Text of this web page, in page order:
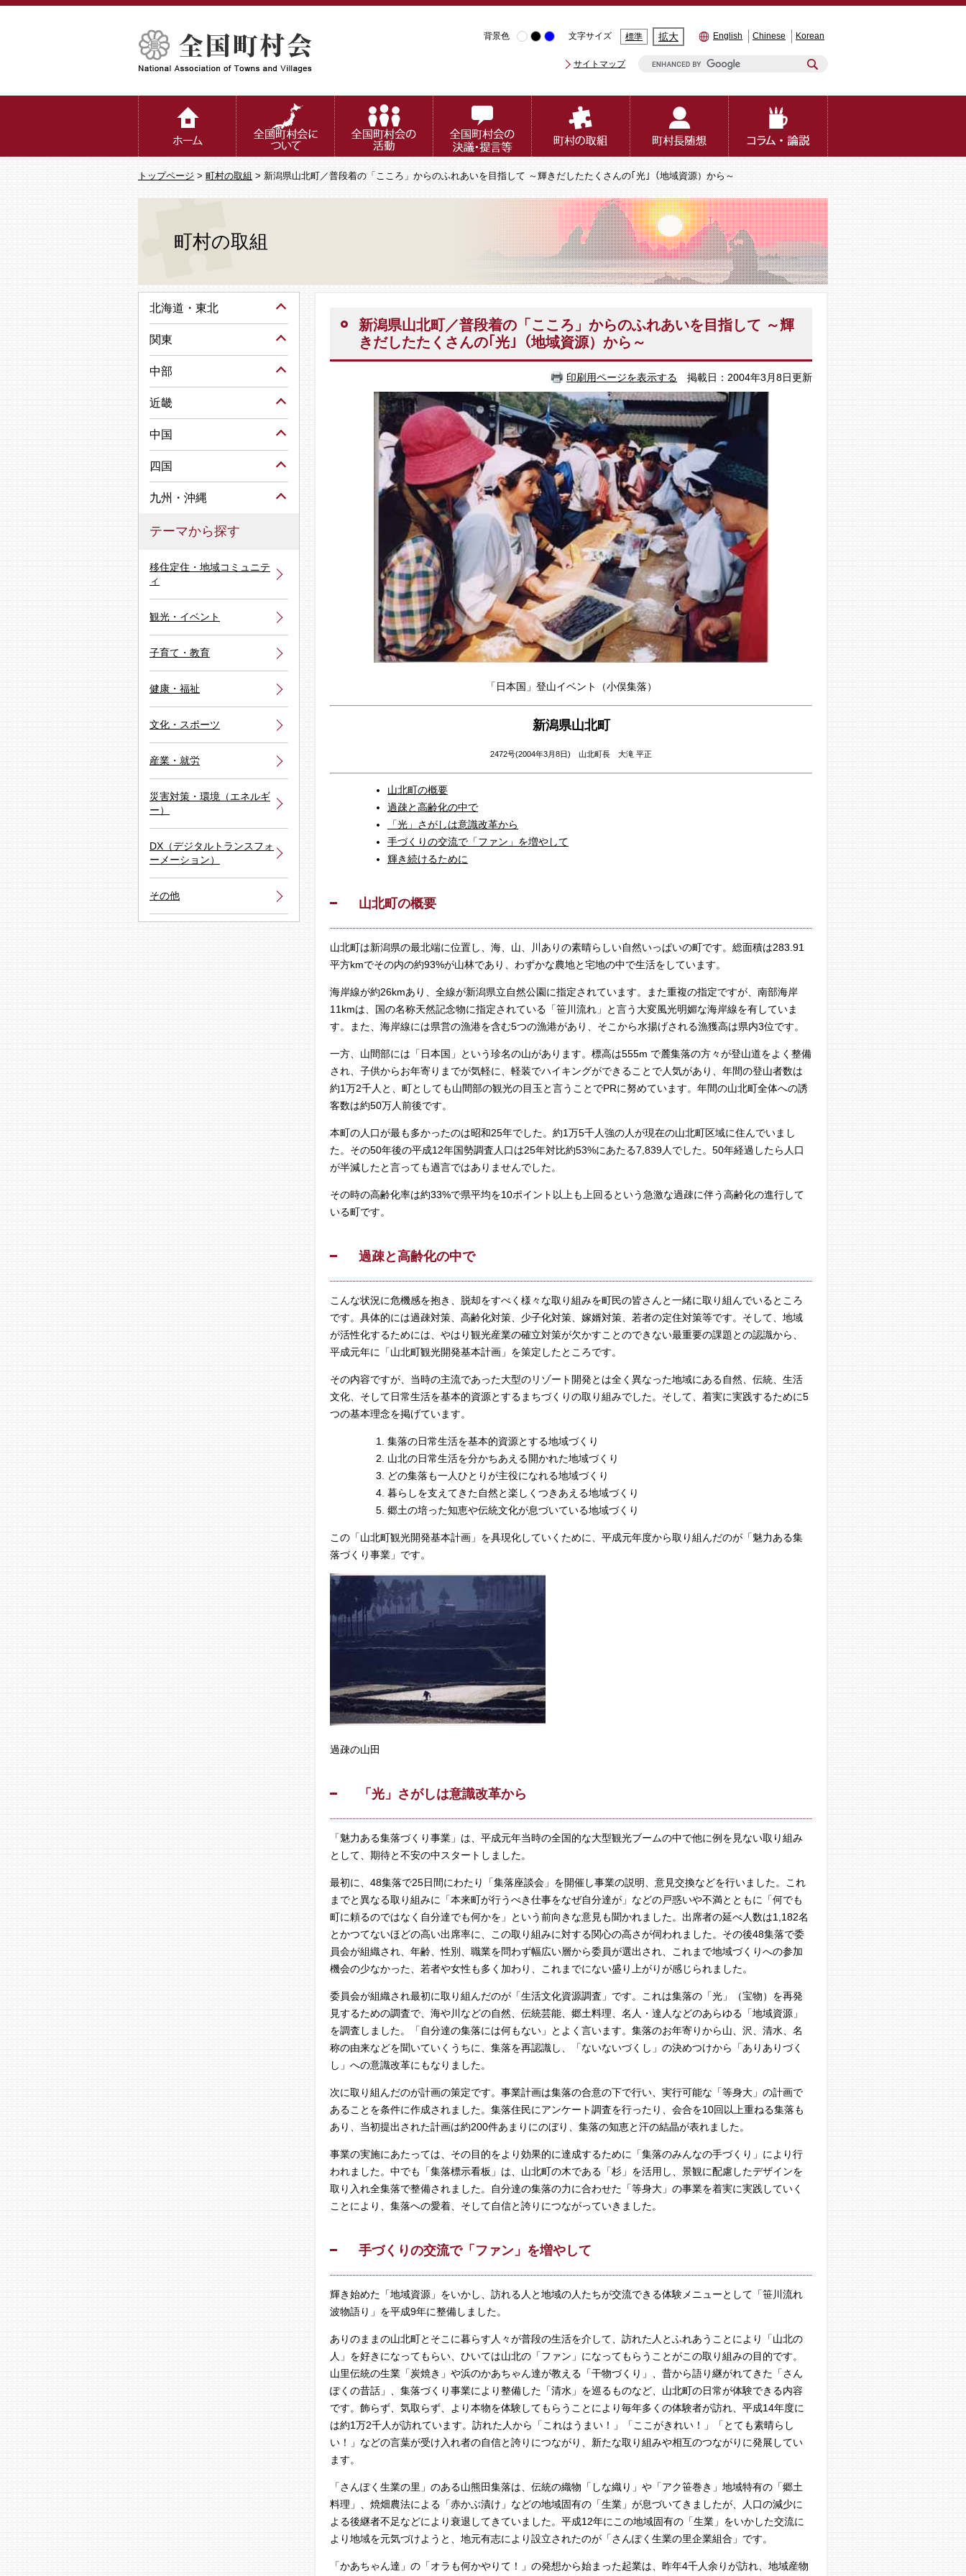
背景色 文字サイズ 標準 拡大 English Chinese Korean
サイトマップ
トップページ > 町村の取組 > 新潟県山北町／普段着の「こころ」からのふれあいを目指して ～輝きだしたたくさんの｢光｣（地域資源）から～
町村の取組
新潟県山北町／普段着の「こころ」からのふれあいを目指して ～輝
きだしたたくさんの｢光｣（地域資源）から～
印刷用ページを表示する 掲載日：2004年3月8日更新
「日本国」登山イベント（小俣集落）
新潟県山北町
2472号(2004年3月8日) 山北町長 大滝 平正
山北町の概要
過疎と高齢化の中で
「光」さがしは意識改革から
手づくりの交流で「ファン」を増やして
輝き続けるために
山北町の概要
山北町は新潟県の最北端に位置し、海、山、川ありの素晴らしい自然いっぱいの町です。総面積は283.91
平方kmでその内の約93%が山林であり、わずかな農地と宅地の中で生活をしています。
海岸線が約26kmあり、全線が新潟県立自然公園に指定されています。また重複の指定ですが、南部海岸
11kmは、国の名称天然記念物に指定されている「笹川流れ」と言う大変風光明媚な海岸線を有していま
す。また、海岸線には県営の漁港を含む5つの漁港があり、そこから水揚げされる漁獲高は県内3位です。
一方、山間部には「日本国」という珍名の山があります。標高は555m で麓集落の方々が登山道をよく整備
され、子供からお年寄りまでが気軽に、軽装でハイキングができることで人気があり、年間の登山者数は
約1万2千人と、町としても山間部の観光の目玉と言うことでPRに努めています。年間の山北町全体への誘
客数は約50万人前後です。
本町の人口が最も多かったのは昭和25年でした。約1万5千人強の人が現在の山北町区域に住んでいまし
た。その50年後の平成12年国勢調査人口は25年対比約53%にあたる7,839人でした。50年経過したら人口
が半減したと言っても過言ではありませんでした。
その時の高齢化率は約33%で県平均を10ポイント以上も上回るという急激な過疎に伴う高齢化の進行して
いる町です。
過疎と高齢化の中で
こんな状況に危機感を抱き、脱却をすべく様々な取り組みを町民の皆さんと一緒に取り組んでいるところ
です。具体的には過疎対策、高齢化対策、少子化対策、嫁婿対策、若者の定住対策等です。そして、地域
が活性化するためには、やはり観光産業の確立対策が欠かすことのできない最重要の課題との認識から、
平成元年に「山北町観光開発基本計画」を策定したところです。
その内容ですが、当時の主流であった大型のリゾート開発とは全く異なった地域にある自然、伝統、生活
文化、そして日常生活を基本的資源とするまちづくりの取り組みでした。そして、着実に実践するために5
つの基本理念を掲げています。
集落の日常生活を基本的資源とする地域づくり
山北の日常生活を分かちあえる開かれた地域づくり
どの集落も一人ひとりが主役になれる地域づくり
暮らしを支えてきた自然と楽しくつきあえる地域づくり
郷土の培った知恵や伝統文化が息づいている地域づくり
この「山北町観光開発基本計画」を具現化していくために、平成元年度から取り組んだのが「魅力ある集
落づくり事業」です。
過疎の山田
「光」さがしは意識改革から
「魅力ある集落づくり事業」は、平成元年当時の全国的な大型観光ブームの中で他に例を見ない取り組み
として、期待と不安の中スタートしました。
最初に、48集落で25日間にわたり「集落座談会」を開催し事業の説明、意見交換などを行いました。これ
までと異なる取り組みに「本来町が行うべき仕事をなぜ自分達が」などの戸惑いや不満とともに「何でも
町に頼るのではなく自分達でも何かを」という前向きな意見も聞かれました。出席者の延べ人数は1,182名
とかつてないほどの高い出席率に、この取り組みに対する関心の高さが伺われました。その後48集落で委
員会が組織され、年齢、性別、職業を問わず幅広い層から委員が選出され、これまで地域づくりへの参加
機会の少なかった、若者や女性も多く加わり、これまでにない盛り上がりが感じられました。
委員会が組織され最初に取り組んだのが「生活文化資源調査」です。これは集落の「光」（宝物）を再発
見するための調査で、海や川などの自然、伝統芸能、郷土料理、名人・達人などのあらゆる「地域資源」
を調査しました。「自分達の集落には何もない」とよく言います。集落のお年寄りから山、沢、清水、名
称の由来などを聞いていくうちに、集落を再認識し、「ないないづくし」の決めつけから「ありありづく
し」への意識改革にもなりました。
次に取り組んだのが計画の策定です。事業計画は集落の合意の下で行い、実行可能な「等身大」の計画で
あることを条件に作成されました。集落住民にアンケート調査を行ったり、会合を10回以上重ねる集落も
あり、当初提出された計画は約200件あまりにのぼり、集落の知恵と汗の結晶が表れました。
事業の実施にあたっては、その目的をより効果的に達成するために「集落のみんなの手づくり」により行
われました。中でも「集落標示看板」は、山北町の木である「杉」を活用し、景観に配慮したデザインを
取り入れ全集落で整備されました。自分達の集落の力に合わせた「等身大」の事業を着実に実践していく
ことにより、集落への愛着、そして自信と誇りにつながっていきました。
手づくりの交流で「ファン」を増やして
輝き始めた「地域資源」をいかし、訪れる人と地域の人たちが交流できる体験メニューとして「笹川流れ
波物語り」を平成9年に整備しました。
ありのままの山北町とそこに暮らす人々が普段の生活を介して、訪れた人とふれあうことにより「山北の
人」を好きになってもらい、ひいては山北の「ファン」になってもらうことがこの取り組みの目的です。
山里伝統の生業「炭焼き」や浜のかあちゃん達が教える「干物づくり」、昔から語り継がれてきた「さん
ぽくの昔話」、集落づくり事業により整備した「清水」を巡るものなど、山北町の日常が体験できる内容
です。飾らず、気取らず、より本物を体験してもらうことにより毎年多くの体験者が訪れ、平成14年度に
は約1万2千人が訪れています。訪れた人から「これはうまい！」「ここがきれい！」「とても素晴らし
い！」などの言葉が受け入れ者の自信と誇りにつながり、新たな取り組みや相互のつながりに発展してい
ます。
「さんぽく生業の里」のある山熊田集落は、伝統の織物「しな織り」や「アク笹巻き」地域特有の「郷土
料理」、焼畑農法による「赤かぶ漬け」などの地域固有の「生業」が息づいてきましたが、人口の減少に
よる後継者不足などにより衰退してきていました。平成12年にこの地域固有の「生業」をいかした交流に
より地域を元気づけようと、地元有志により設立されたのが「さんぽく生業の里企業組合」です。
「かあちゃん達」の「オラも何かやりて！」の発想から始まった起業は、昨年4千人余りが訪れ、地域産物
北海道・東北
関東
中部
近畿
中国
四国
九州・沖縄
テーマから探す
移住定住・地域コミュニテ
ィ
観光・イベント
子育て・教育
健康・福祉
文化・スポーツ
産業・就労
災害対策・環境（エネルギ
ー）
DX（デジタルトランスフォ
ーメーション）
その他